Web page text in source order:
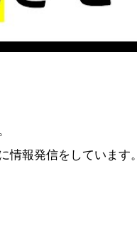
情報発信をしています。